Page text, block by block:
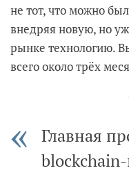
не тот, что можно
внедряя новую, но
рынке технологию.
всего около трёх
Главная
blockchain-